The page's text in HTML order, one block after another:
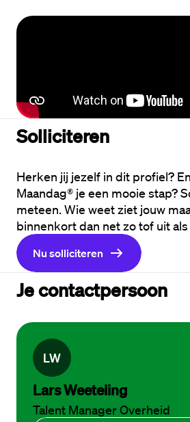
Solliciteren
Herken jij jezelf in dit profiel?
Maandag® je een mooie stap?
meteen. Wie weet ziet jouw
binnenkort dan net zo tof uit als
Nu solliciteren
Je contactpersoon
LW
Lars Weeteling
Talent Manager Overheid